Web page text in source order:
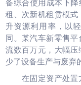
备综合使用成本下
租、次新机租赁模
升资源利用率，以
同。某汽车新零售
流数百万元，大幅
少了设备生产与废弃
在固定资产处置